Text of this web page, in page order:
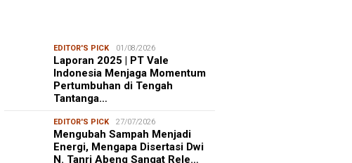
EDITOR'S PICK 01/08/2026
Laporan 2025 | PT Vale
Indonesia Menjaga Momentum
Pertumbuhan di Tengah
Tantanga…
EDITOR'S PICK 27/07/2026
Mengubah Sampah Menjadi
Energi, Mengapa Disertasi Dwi
N. Tanri Abeng Sangat Rele…